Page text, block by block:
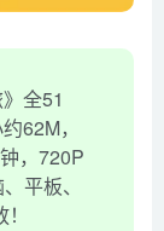
全51
62M，
，720P
平板、